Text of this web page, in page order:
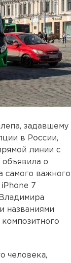
задавшему
в России,
линии с
объявила о
самого важного
7
названиями
человека,